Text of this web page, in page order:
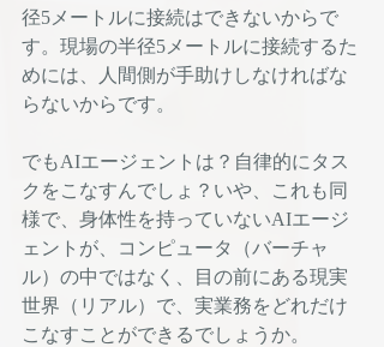
径5メートルに接続はできないからで
す。現場の半径5メートルに接続するた
めには、人間側が手助けしなければな
らないからです。
でもAIエージェントは？自律的にタス
クをこなすんでしょ？いや、これも同
様で、身体性を持っていないAIエージ
ェントが、コンピュータ（バーチャ
ル）の中ではなく、目の前にある現実
世界（リアル）で、実業務をどれだけ
こなすことができるでしょうか。